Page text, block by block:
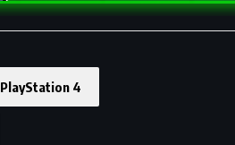
PlayStation 4